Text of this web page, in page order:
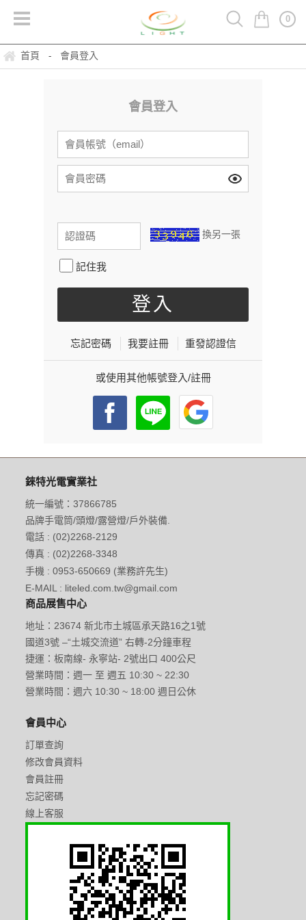
0
首頁 - 會員登入
會員登入
換另一張
記住我
忘記密碼 我要註冊 重發認證信
或使用其他帳號登入/註冊
錸特光電實業社
統一編號：37866785
品牌手電筒/頭燈/露營燈/戶外裝備.
電話 : (02)2268-2129
傳真 : (02)2268-3348
手機 : 0953-650669 (業務許先生)
E-MAIL : liteled.com.tw@gmail.com
商品展售中心
地址：23674 新北市土城區承天路16之1號
國道3號 –“土城交流道” 右轉-2分鐘車程
捷運：板南線- 永寧站- 2號出口 400公尺
營業時間：週一 至 週五 10:30 ~ 22:30
營業時間：週六 10:30 ~ 18:00 週日公休
會員中心
訂單查詢
修改會員資料
會員註冊
忘記密碼
線上客服